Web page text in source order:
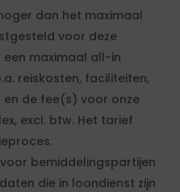
dan het maximaal
voor deze
maximaal all-in
reiskosten, faciliteiten,
de fee(s) voor onze
excl. btw. Het tarief
bemiddelingspartijen
die in loondienst zijn